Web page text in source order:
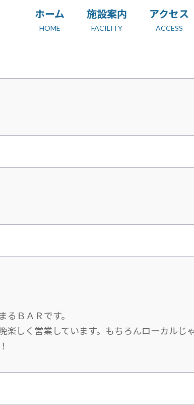
ホーム
HOME
施設案内
FACILITY
アクセス
ACCESS
ＢＡＲです。
楽しく営業しています。もちろんローカルじ